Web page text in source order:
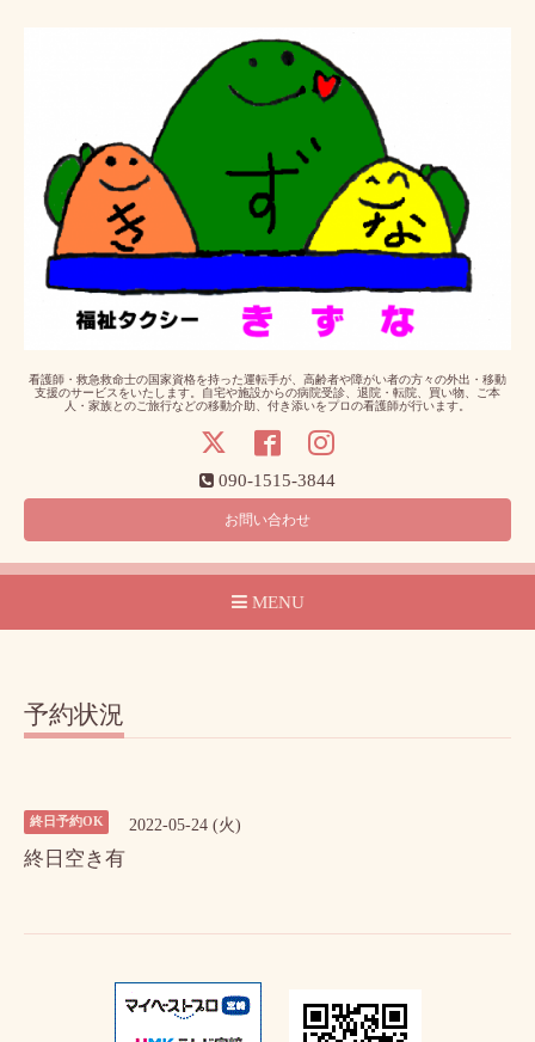
看護師・救急救命士の国家資格を持った運転手が、高齢者や障がい者の方々の外出・移動
支援のサービスをいたします。自宅や施設からの病院受診、退院・転院、買い物、ご本
人・家族とのご旅行などの移動介助、付き添いをプロの看護師が行います。
090-1515-3844
お問い合わせ
MENU
予約状況
終日予約OK 2022-05-24 (火)
終日空き有